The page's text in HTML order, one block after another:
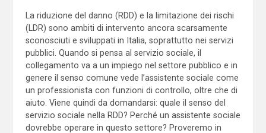
La riduzione del danno (RDD) e la limitazione dei rischi
(LDR) sono ambiti di intervento ancora scarsamente
sconosciuti e sviluppati in Italia, soprattutto nei servizi
pubblici. Quando si pensa al servizio sociale, il
collegamento va a un impiego nel settore pubblico e in
genere il senso comune vede l’assistente sociale come
un professionista con funzioni di controllo, oltre che di
aiuto. Viene quindi da domandarsi: quale il senso del
servizio sociale nella RDD? Perché un assistente sociale
dovrebbe operare in questo settore? Proveremo in